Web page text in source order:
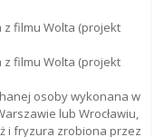
z filmu Wolta (projekt
filmu Wolta (projekt
osoby wykonana w
lub Wrocławiu,
i fryzura zrobiona przez